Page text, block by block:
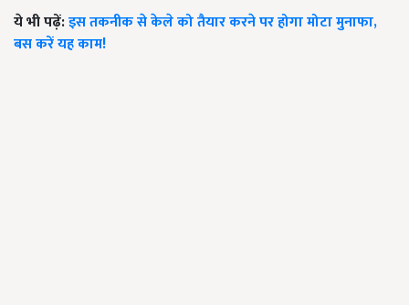
ये भी पढ़ें:इस तकनीक से केले को तैयार करने पर होगा मोटा मुनाफा,
बस करें यह काम!